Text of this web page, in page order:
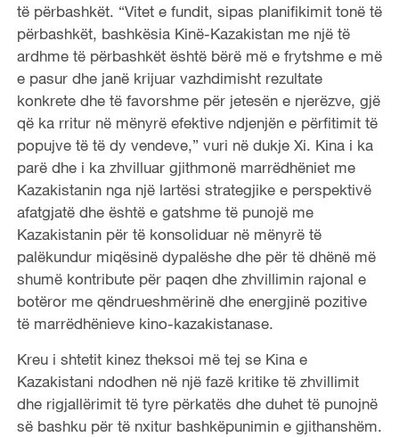
të përbashkët. “Vitet e fundit, sipas planifikimit tonë të
përbashkët, bashkësia Kinë-Kazakistan me një të
ardhme të përbashkët është bërë më e frytshme e më
e pasur dhe janë krijuar vazhdimisht rezultate
konkrete dhe të favorshme për jetesën e njerëzve, gjë
që ka rritur në mënyrë efektive ndjenjën e përfitimit të
popujve të të dy vendeve,” vuri në dukje Xi. Kina i ka
parë dhe i ka zhvilluar gjithmonë marrëdhëniet me
Kazakistanin nga një lartësi strategjike e perspektivë
afatgjatë dhe është e gatshme të punojë me
Kazakistanin për të konsoliduar në mënyrë të
palëkundur miqësinë dypalëshe dhe për të dhënë më
shumë kontribute për paqen dhe zhvillimin rajonal e
botëror me qëndrueshmërinë dhe energjinë pozitive
të marrëdhënieve kino-kazakistanase.
Kreu i shtetit kinez theksoi më tej se Kina e
Kazakistani ndodhen në një fazë kritike të zhvillimit
dhe rigjallërimit të tyre përkatës dhe duhet të punojnë
së bashku për të nxitur bashkëpunimin e gjithanshëm.